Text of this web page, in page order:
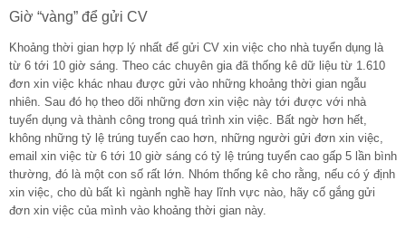
Giờ “vàng” để gửi CV
Khoảng thời gian hợp lý nhất để gửi CV xin việc cho nhà tuyển dụng là
từ 6 tới 10 giờ sáng. Theo các chuyên gia đã thống kê dữ liệu từ 1.610
đơn xin việc khác nhau được gửi vào những khoảng thời gian ngẫu
nhiên. Sau đó họ theo dõi những đơn xin việc này tới được với nhà
tuyển dụng và thành công trong quá trình xin việc. Bất ngờ hơn hết,
không những tỷ lệ trúng tuyển cao hơn, những người gửi đơn xin việc,
email xin việc từ 6 tới 10 giờ sáng có tỷ lệ trúng tuyển cao gấp 5 lần bình
thường, đó là một con số rất lớn. Nhóm thống kê cho rằng, nếu có ý định
xin việc, cho dù bất kì ngành nghề hay lĩnh vực nào, hãy cố gắng gửi
đơn xin việc của mình vào khoảng thời gian này.